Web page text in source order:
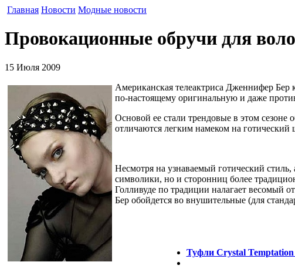
Главная Новости Модные новости
Провокационные обручи для
15 Июля 2009
Американская телеактриса Дженнифер Бер
по-настоящему оригинальную и даже
Основой ее стали трендовые в этом
отличаются легким намеком на
Несмотря на узнаваемый готический стиль,
символики, но и сторонниц более
Голливуде по традиции налагает весомый
Бер обойдется во внушительные (для
Туфли Crystal Temptation